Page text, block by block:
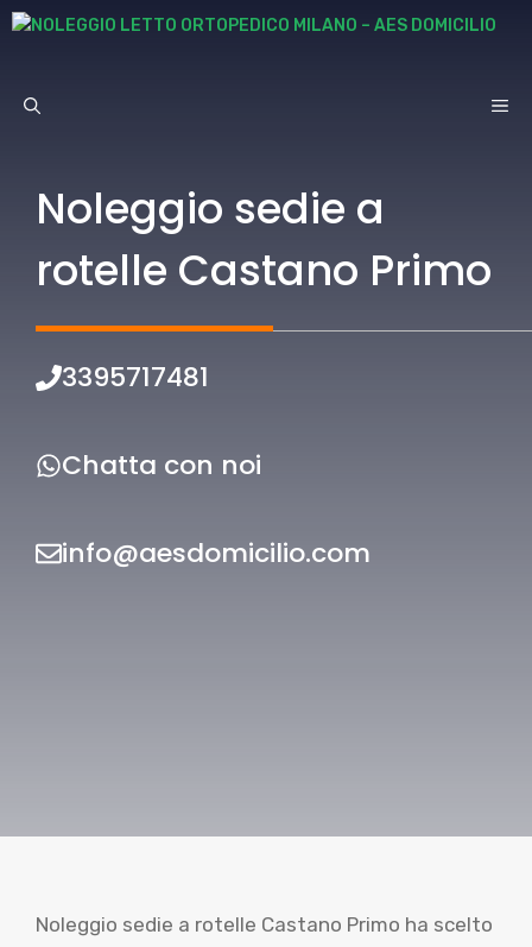
Vai
Noleggio sedie a
rotelle Castano Primo
3395717481
Chatta con noi
info@aesdomicilio.com
Noleggio sedie a rotelle Castano Primo ha scelto